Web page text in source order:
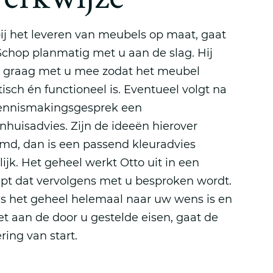
het leveren van meubels op maat, gaat
planmatig met u aan de slag. Hij
met u mee zodat het meubel
én functioneel is. Eventueel volgt na
een
Zijn de ideeën hierover
dan is een passend kleuradvies
Het geheel werkt Otto uit in een
dat vervolgens met u besproken wordt.
het geheel helemaal naar uw wens is en
aan de door u gestelde eisen, gaat de
van start.